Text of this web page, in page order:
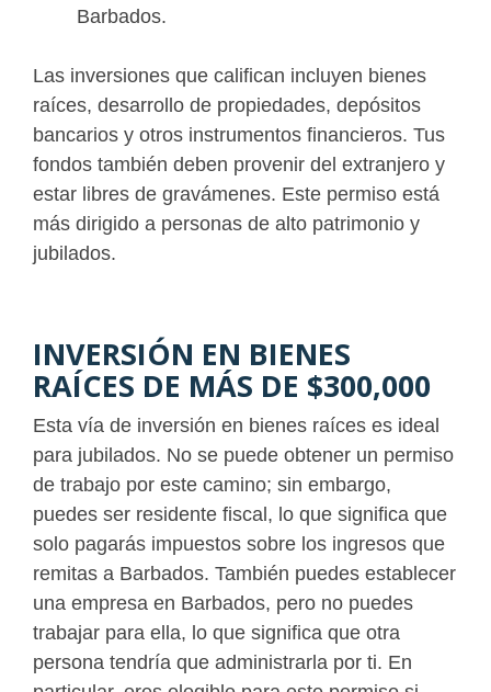
Barbados.
Las inversiones que califican incluyen bienes
raíces, desarrollo de propiedades, depósitos
bancarios y otros instrumentos financieros. Tus
fondos también deben provenir del extranjero y
estar libres de gravámenes. Este permiso está
más dirigido a personas de alto patrimonio y
jubilados.
INVERSIÓN EN BIENES
RAÍCES DE MÁS DE $300,000
Esta vía de inversión en bienes raíces es ideal
para jubilados. No se puede obtener un permiso
de trabajo por este camino; sin embargo,
puedes ser residente fiscal, lo que significa que
solo pagarás impuestos sobre los ingresos que
remitas a Barbados. También puedes establecer
una empresa en Barbados, pero no puedes
trabajar para ella, lo que significa que otra
persona tendría que administrarla por ti. En